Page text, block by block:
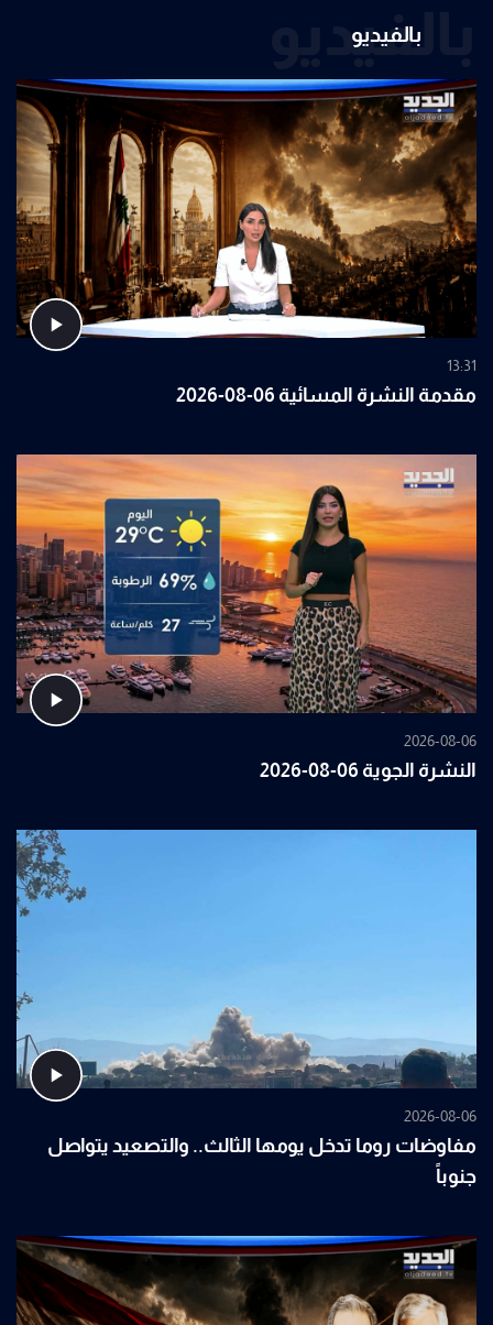
بالفيديو
بالفيديو
13:31
مقدمة النشرة المسائية 06-08-2026
2026-08-06
النشرة الجوية 06-08-2026
2026-08-06
مفاوضات روما تدخل يومها الثالث.. والتصعيد يتواصل
جنوباً